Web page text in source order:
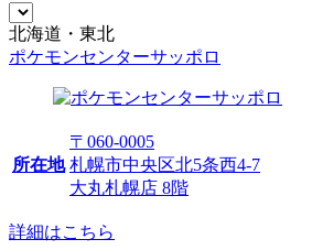
北海道・東北
ポケモンセンターサッポロ
所在地
〒060-0005
札幌市中央区北5条西4-7
大丸札幌店 8階
詳細はこちら